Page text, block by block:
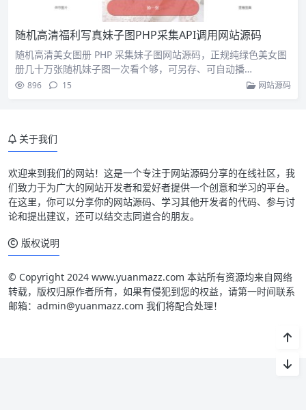
随机高清福利写真妹子图PHP采集API调用网站源码
随机高清美女图册 PHP 采集妹子图网站源码，正规纯绿色美女图
册几十万张随机妹子图一次看个够，可另存、可自动播…
896 15 网站源码
关于我们
欢迎来到我们的网站！这是一个专注于网站源码分享的在线社区，我
们致力于为广大的网站开发者和爱好者提供一个创意和学习的平台。
在这里，你可以分享你的网站源码、学习其他开发者的代码、参与讨
论和提出建议，还可以结交志同道合的朋友。
版权说明
© Copyright 2024 www.yuanmazz.com 本站所有资源均来自网络
转载，版权归原作者所有，如果有侵犯到您的权益，请第一时间联系
邮箱：admin@yuanmazz.com 我们将配合处理！